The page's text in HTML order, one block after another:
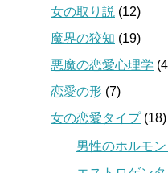
女の取り説 (12)
魔界の狡知 (19)
悪魔の恋愛心理学
恋愛の形 (7)
女の恋愛タイプ(18)
男性のホルモ